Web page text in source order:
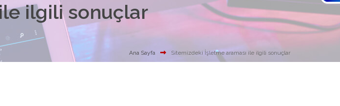
ilgili sonuçlar
Ana Sayfa Sitemizdeki İşletme araması ile ilgili sonuçlar